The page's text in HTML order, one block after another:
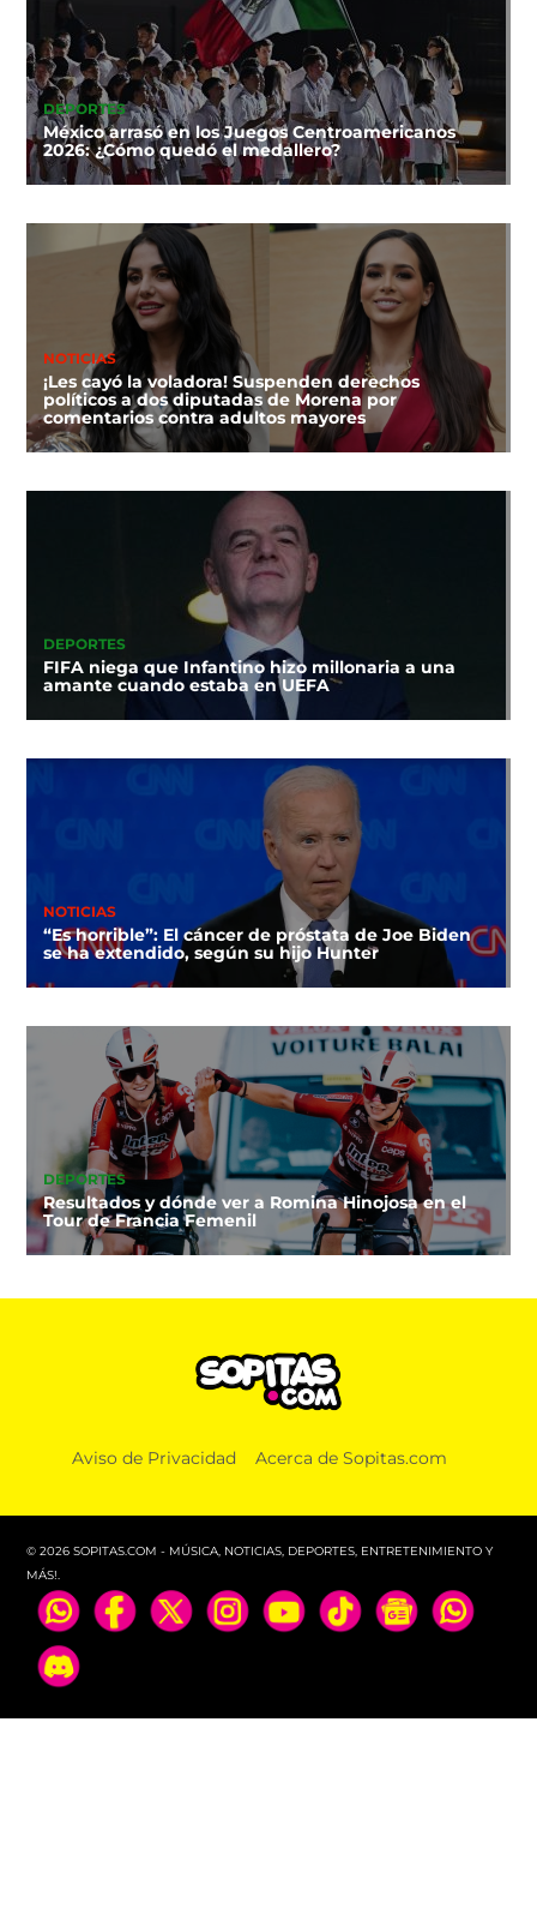
DEPORTES
México arrasó en los Juegos Centroamericanos
2026: ¿Cómo quedó el medallero?
NOTICIAS
¡Les cayó la voladora! Suspenden derechos
políticos a dos diputadas de Morena por
comentarios contra adultos mayores
DEPORTES
FIFA niega que Infantino hizo millonaria a una
amante cuando estaba en UEFA
NOTICIAS
“Es horrible”: El cáncer de próstata de Joe Biden
se ha extendido, según su hijo Hunter
DEPORTES
Resultados y dónde ver a Romina Hinojosa en el
Tour de Francia Femenil
Aviso de Privacidad Acerca de Sopitas.com
© 2026 SOPITAS.COM - MÚSICA, NOTICIAS, DEPORTES, ENTRETENIMIENTO Y
MÁS!.